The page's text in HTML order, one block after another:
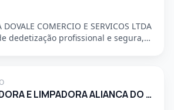
COMERCIO E SERVICOS LTDA
dedetização profissional e segura,
DEDETIZADORA E LIMPADORA ALIANCA DO LITORAL LTDA